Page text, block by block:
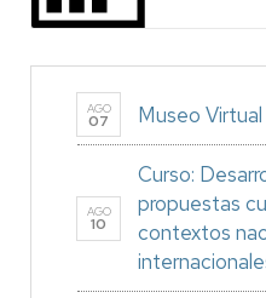
AGO
07 Museo
AGO
10
Curso:
propuestas
contextos